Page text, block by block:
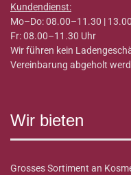
Kundendienst:
Mo–Do: 08.00–11.30 |
Fr: 08.00–11.30 Uhr
Wir führen kein
Vereinbarung abgeholt
Wir bieten
Grosses Sortiment an